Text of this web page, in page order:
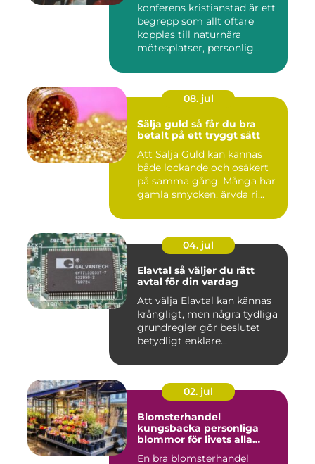
konferens kristianstad är ett
begrepp som allt oftare
kopplas till naturnära
mötesplatser, personlig...
08. jul
Sälja guld så får du bra
betalt på ett tryggt sätt
Att Sälja Guld kan kännas
både lockande och osäkert
på samma gång. Många har
gamla smycken, ärvda ri...
04. jul
Elavtal så väljer du rätt
avtal för din vardag
Att välja Elavtal kan kännas
krångligt, men några tydliga
grundregler gör beslutet
betydligt enklare...
02. jul
Blomsterhandel
kungsbacka personliga
blommor för livets alla
En bra blomsterhandel